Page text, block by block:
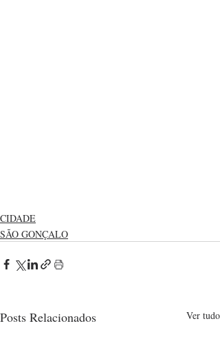
CIDADE
SÃO GONÇALO
Posts Relacionados Ver tudo